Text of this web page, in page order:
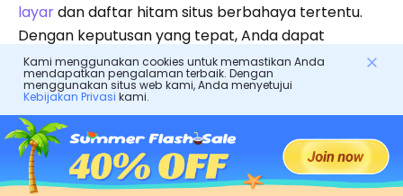
layardan daftar hitam situs berbahaya tertentu.
Dengan keputusan yang tepat, Anda dapat
memastikan bahwa anak Anda mengkonsumsi
anime dengan cara yang aman dan
menyenangkan.
Berita
Temukan Anime Terbaik di Hulu: Daftar Komprehensif
Kami menggunakan cookies untuk memastikan Anda
mendapatkan pengalaman terbaik. Dengan
menggunakan situs web kami, Anda menyetujui
Kebijakan Privasi kami.